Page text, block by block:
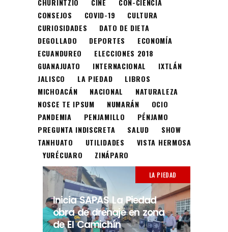
CHURINTZIO CINE
CON-CIENCIA
CONSEJOS
COVID-19
CULTURA
CURIOSIDADES
DATO DE DIETA
DEGOLLADO
DEPORTES
ECONOMÍA
ECUANDUREO
ELECCIONES 2018
GUANAJUATO
INTERNACIONAL
IXTLÁN
JALISCO
LA PIEDAD
LIBROS
MICHOACÁN
NACIONAL
NATURALEZA
NOSCE TE IPSUM
NUMARÁN
OCIO
PANDEMIA
PENJAMILLO
PÉNJAMO
PREGUNTA INDISCRETA
SALUD
SHOW
TANHUATO
UTILIDADES
VISTA HERMOSA
YURÉCUARO
ZINÁPARO
LA PIEDAD
Inicia SAPAS La Piedad
obra de drenaje en zona
de El Camichín